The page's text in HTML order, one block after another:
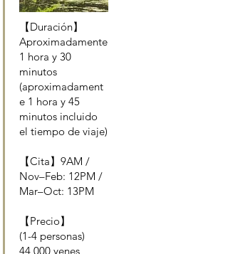
【Duración】
Aproximadamente
1 hora y 30
minutos
(aproximadament
e 1 hora y 45
minutos incluido
el tiempo de viaje)
【Cita】9AM /
Nov–Feb: 12PM /
Mar–Oct: 13PM
【Precio】
(1-4 personas)
44,000 yenes